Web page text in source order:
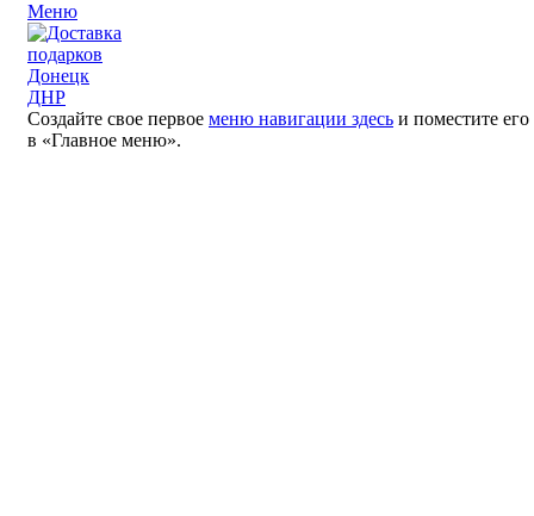
Меню
Создайте свое первое меню навигации здесь и поместите его
в «Главное меню».